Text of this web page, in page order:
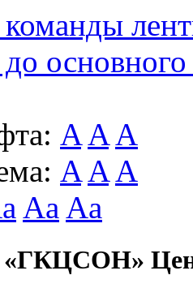
основного
A A A
A A A
Aa Aa